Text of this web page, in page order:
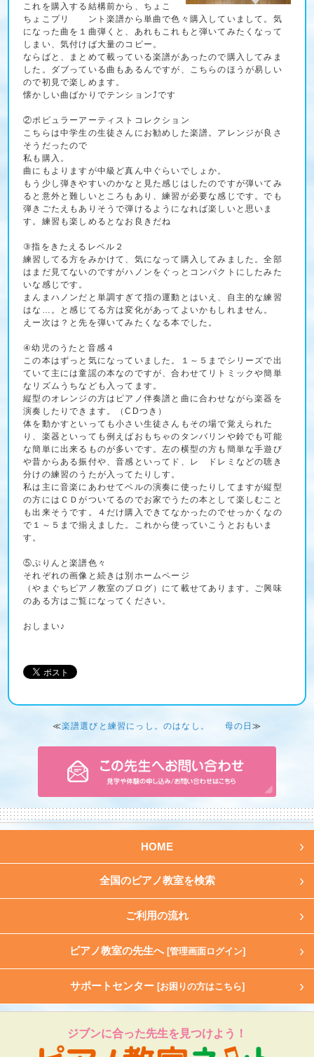
これを購入する結構前から、ちょこ
ちょこプリ ント楽譜から単曲で色々購入していまして。気
になった曲を１曲弾くと、あれもこれもと弾いてみたくなって
しまい、気付けば大量のコピー。
ならばと、まとめて載っている楽譜があったので購入してみま
した。ダブっている曲もあるんですが、こちらのほうが易しい
ので初見で楽しめます。
懐かしい曲ばかりでテンション⤴です
②ポピュラーアーティストコレクション
こちらは中学生の生徒さんにお勧めした楽譜。アレンジが良さ
そうだったので
私も購入。
曲にもよりますが中級ど真ん中ぐらいでしょか。
もう少し弾きやすいのかなと見た感じはしたのですが弾いてみ
ると意外と難しいところもあり、練習が必要な感じです。でも
弾きごたえもありそうで弾けるようになれば楽しいと思いま
す。練習も楽しめるとなお良きだね
③指をきたえるレベル２
練習してる方をみかけて、気になって購入してみました。全部
はまだ見てないのですがハノンをぐっとコンパクトにしたみた
いな感じです。
まんまハノンだと単調すぎて指の運動とはいえ、自主的な練習
はな…。と感じてる方は変化があってよいかもしれません。
えー次は？と先を弾いてみたくなる本でした。
④幼児のうたと音感４
この本はずっと気になっていました。１～５までシリーズで出
ていて主には童謡の本なのですが、合わせてリトミックや簡単
なリズムうちなども入ってます。
縦型のオレンジの方はピアノ伴奏譜と曲に合わせながら楽器を
演奏したりできます。（CDつき）
体を動かすといっても小さい生徒さんもその場で覚えられた
り、楽器といっても例えばおもちゃのタンバリンや鈴でも可能
な簡単に出来るものが多いです。左の横型の方も簡単な手遊び
や昔からある振付や、音感といってド、レ ドレミなどの聴き
分けの練習のうたが入ってたりしす。
私は主に音楽にあわせてベルの演奏に使ったりしてますが縦型
の方にはＣＤがついてるのでお家でうたの本として楽しむこと
も出来そうです。４だけ購入できてなかったのでせっかくなの
で１～５まで揃えました。これから使っていこうとおもいま
す。
⑤ぷりんと楽譜色々
それぞれの画像と続きは別ホームページ
（やまぐちピアノ教室のブログ）にて載せてあります。ご興味
のある方はご覧になってください。
おしまい♪
≪楽譜選びと練習にっし。のはなし。 母の日≫
HOME
全国のピアノ教室を検索
ご利用の流れ
ピアノ教室の先生へ [管理画面ログイン]
サポートセンター [お困りの方はこちら]
ジブンに合った先生を見つけよう！